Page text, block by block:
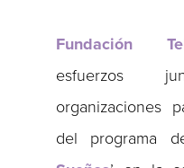
Fundación
esfuerzos
organizaciones
del programa